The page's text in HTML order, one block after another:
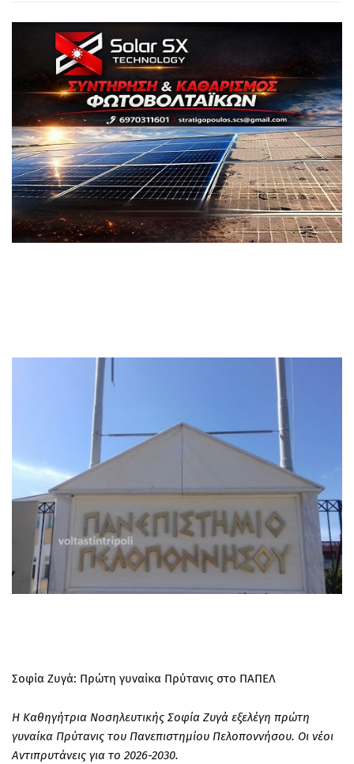
Σοφία Ζυγά: Πρώτη γυναίκα Πρύτανις στο ΠΑΠΕΛ
Η Καθηγήτρια Νοσηλευτικής Σοφία Ζυγά εξελέγη πρώτη
γυναίκα Πρύτανις του Πανεπιστημίου Πελοποννήσου. Οι νέοι
Αντιπρυτάνεις για το 2026-2030.